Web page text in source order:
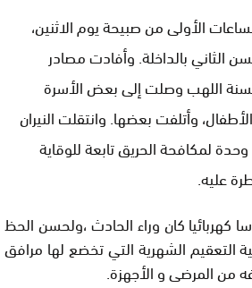
الأولى من صبيحة يوم الاثنين،
الثاني بالداخلة. وأفادت مصادر
اللهب وصلت إلى بعض الأسرة
وأتلفت بعضها. وانتقلت النيران
لمكافحة الحريق تابعة للوقاية
عليه.
كهربائيا كان وراء الحادث ،ولحسن الحظ
التعقيم الشهرية التي تخضع لها مرافق
من المرضى و الأجهزة.